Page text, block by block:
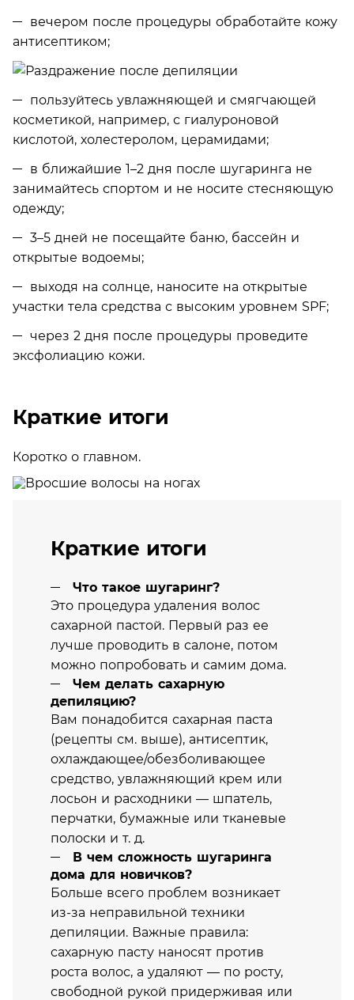
вечером после процедуры обработайте кожу
антисептиком;
пользуйтесь увлажняющей и смягчающей
косметикой, например, с гиалуроновой
кислотой, холестеролом, церамидами;
в ближайшие 1–2 дня после шугаринга не
занимайтесь спортом и не носите стесняющую
одежду;
3–5 дней не посещайте баню, бассейн и
открытые водоемы;
выходя на солнце, наносите на открытые
участки тела средства с высоким уровнем SPF;
через 2 дня после процедуры проведите
эксфолиацию кожи.
Краткие итоги
Коротко о главном.
Краткие итоги
Что такое шугаринг?
Это процедура удаления волос
сахарной пастой. Первый раз ее
лучше проводить в салоне, потом
можно попробовать и самим дома.
Чем делать сахарную
депиляцию?
Вам понадобится сахарная паста
(рецепты см. выше), антисептик,
охлаждающее/обезболивающее
средство, увлажняющий крем или
лосьон и расходники — шпатель,
перчатки, бумажные или тканевые
полоски и т. д.
В чем сложность шугаринга
дома для новичков?
Больше всего проблем возникает
из-за неправильной техники
депиляции. Важные правила:
сахарную пасту наносят против
роста волос, а удаляют — по росту,
свободной рукой придерживая или